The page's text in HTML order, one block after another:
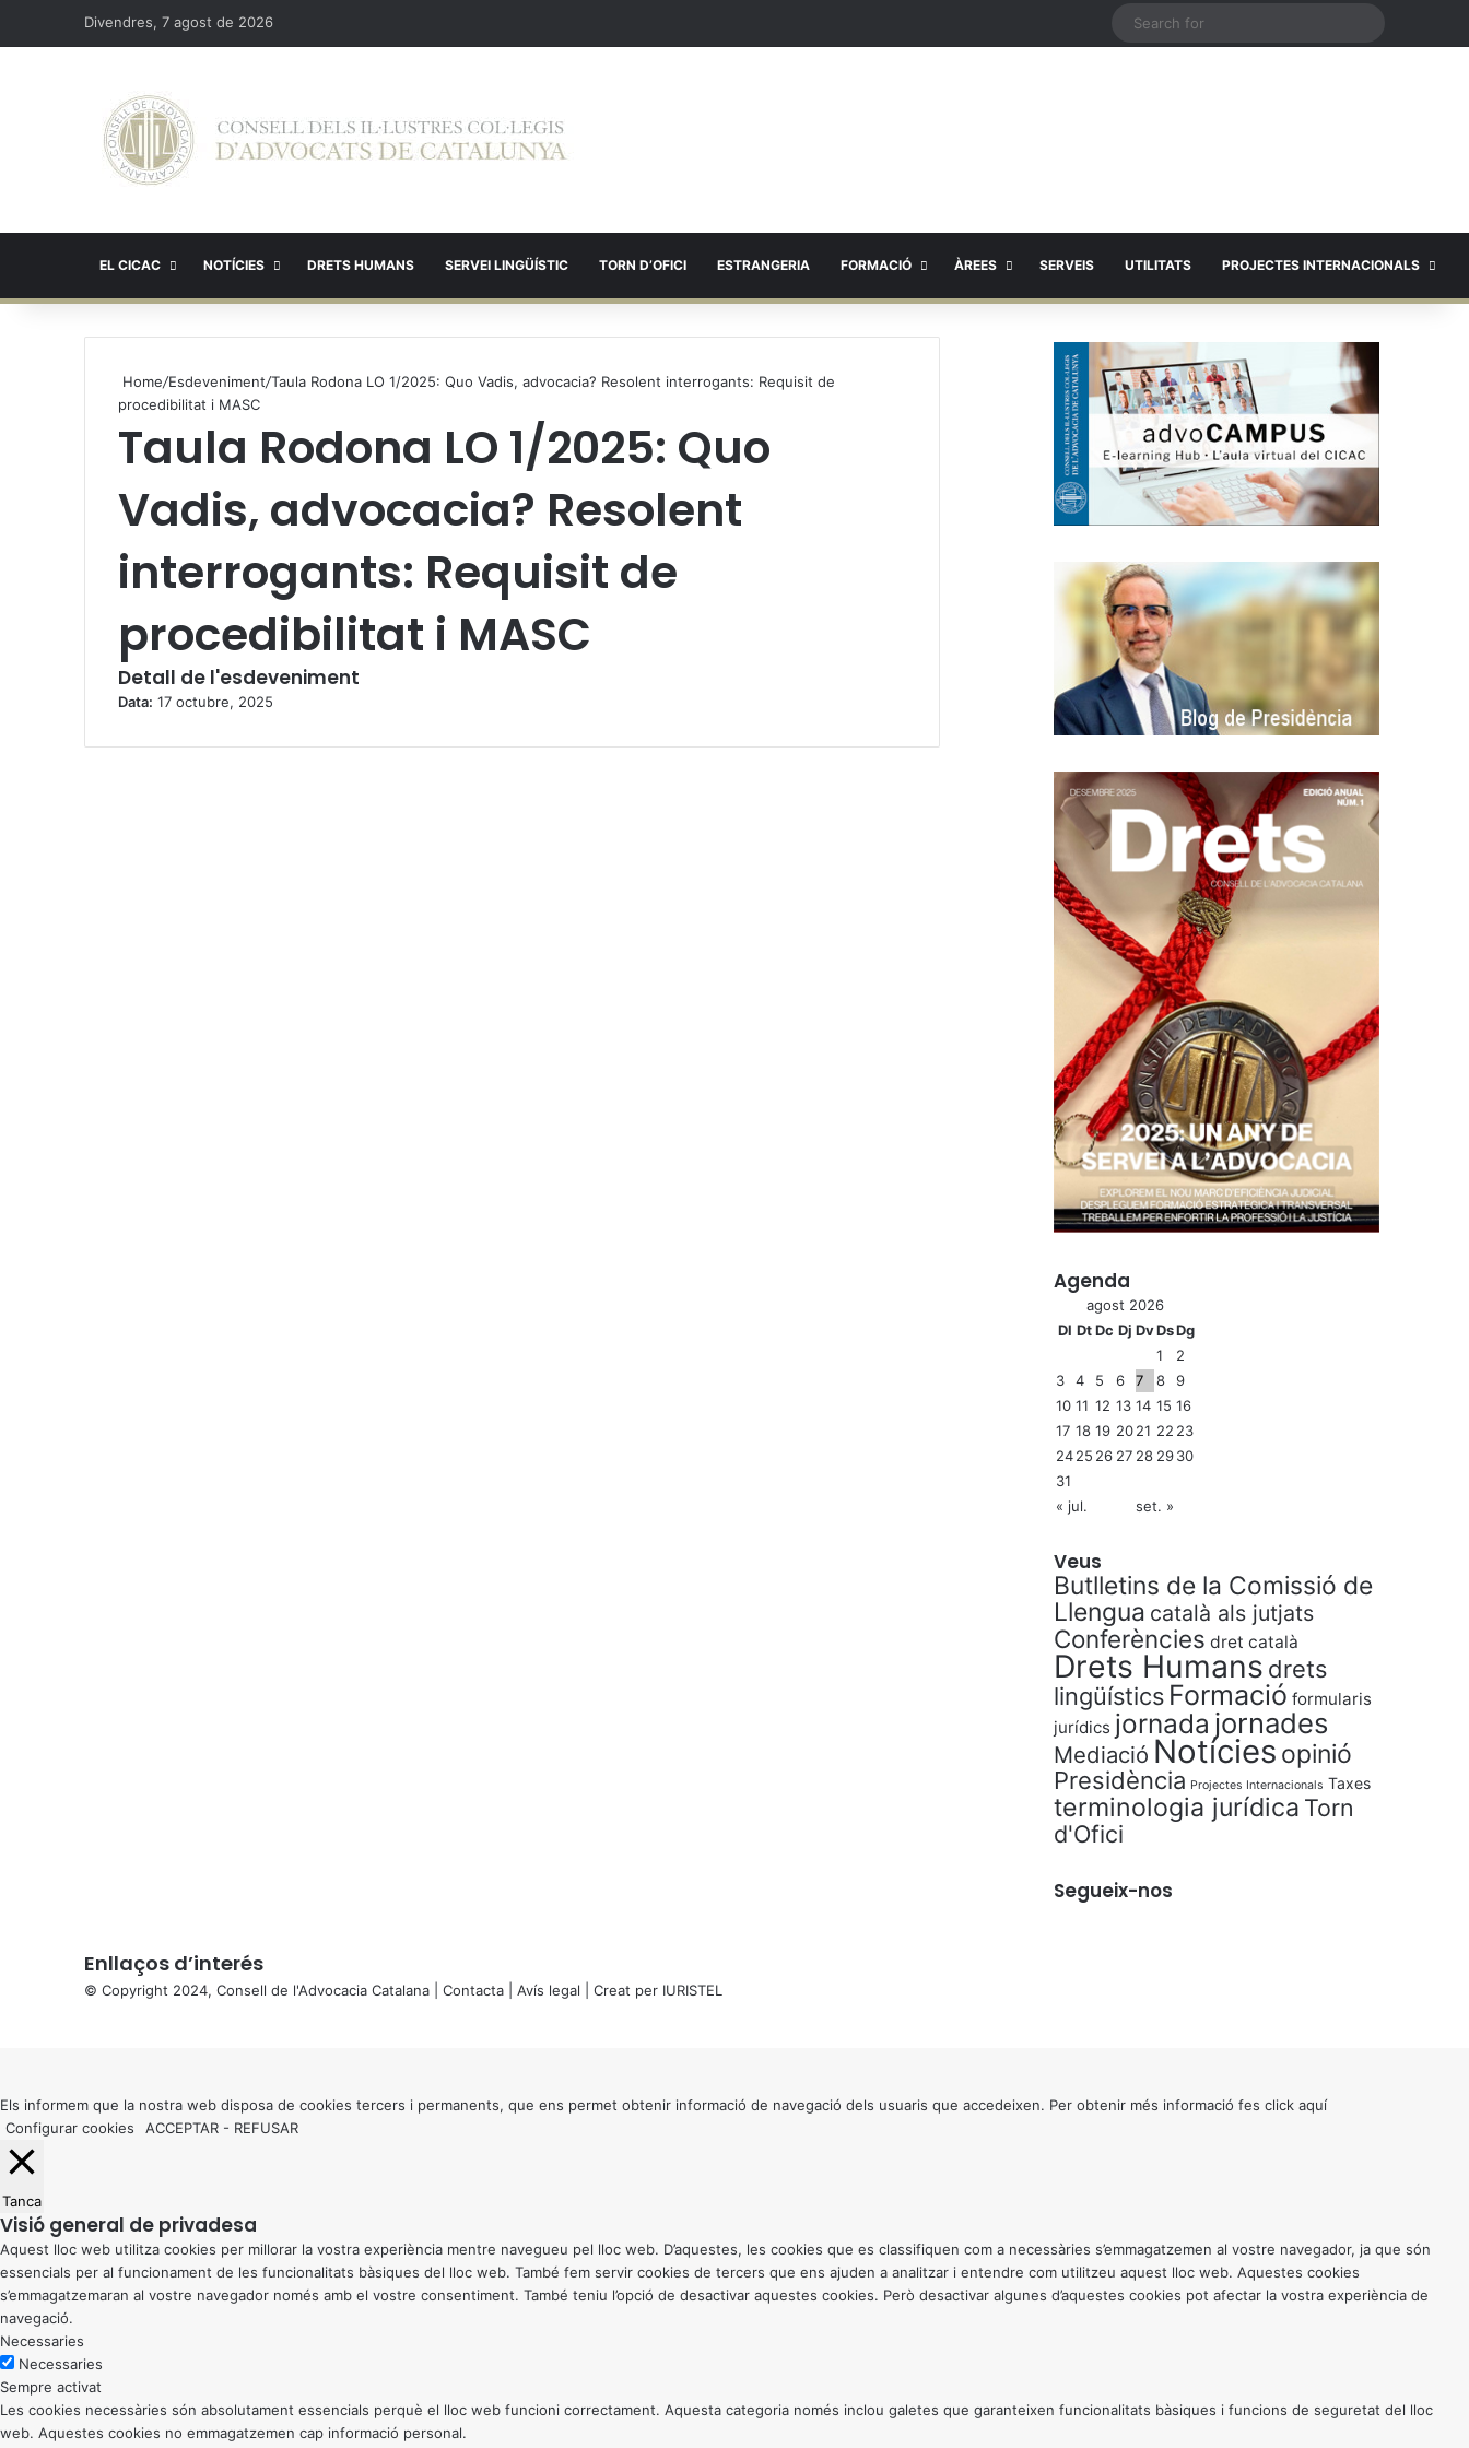
Divendres, 7 agost de 2026
EL CICAC NOTÍCIES DRETS HUMANS SERVEI LINGÜÍSTIC TORN D’OFICI ESTRANGERIA FORMACIÓ ÀREES SERVEIS UTILITATS PROJECTES INTERNACIONALS
Home/Esdeveniment/Taula Rodona LO 1/2025: Quo Vadis, advocacia? Resolent interrogants: Requisit de
procedibilitat i MASC
Taula Rodona LO 1/2025: Quo
Vadis, advocacia? Resolent
interrogants: Requisit de
procedibilitat i MASC
Detall de l'esdeveniment
Data: 17 octubre, 2025
Agenda
agost 2026
Dl Dt Dc Dj DvDsDg
1
2
3
4 5 6 7 8
9
10 11 12 13 14 15 16
17 18 19 2021 22 23
2425 26 27 28 2930
31
« jul.
set. »
Veus
Butlletins de la Comissió de
Llengua català als jutjats
Conferències dret català
Drets Humans drets
lingüístics Formació formularis
jurídics jornada jornades
Mediació Notícies opinió
Presidència Projectes Internacionals Taxes
terminologia jurídica Torn
d'Ofici
Segueix-nos
Enllaços d’interés
© Copyright 2024, Consell de l'Advocacia Catalana | Contacta Avís legal | Creat per IURISTEL
button
Els informem que la nostra web disposa de cookies tercers i permanents, que ens permet obtenir informació de navegació dels usuaris que accedeixen. Per obtenir més informació fes click aquí
Configurar cookies
ACCEPTAR - REFUSAR
Tanca
Visió general de privadesa
Aquest lloc web utilitza cookies per millorar la vostra experiència mentre navegueu pel lloc web. D’aquestes, les cookies que es classifiquen com a necessàries s’emmagatzemen al vostre navegador, ja que són
essencials per al funcionament de les funcionalitats bàsiques del lloc web. També fem servir cookies de tercers que ens ajuden a analitzar i entendre com utilitzeu aquest lloc web. Aquestes cookies
s’emmagatzemaran al vostre navegador només amb el vostre consentiment. També teniu l’opció de desactivar aquestes cookies. Però desactivar algunes d’aquestes cookies pot afectar la vostra experiència de
navegació.
Necessaries
Necessaries
Sempre activat
Les cookies necessàries són absolutament essencials perquè el lloc web funcioni correctament. Aquesta categoria només inclou galetes que garanteixen funcionalitats bàsiques i funcions de seguretat del lloc
web. Aquestes cookies no emmagatzemen cap informació personal.